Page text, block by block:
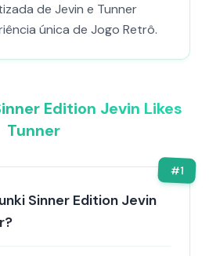
de Jevin e Tunner
única de Jogo Retrô.
Edition Jevin Likes
Tunner
#1
Sinner Edition Jevin